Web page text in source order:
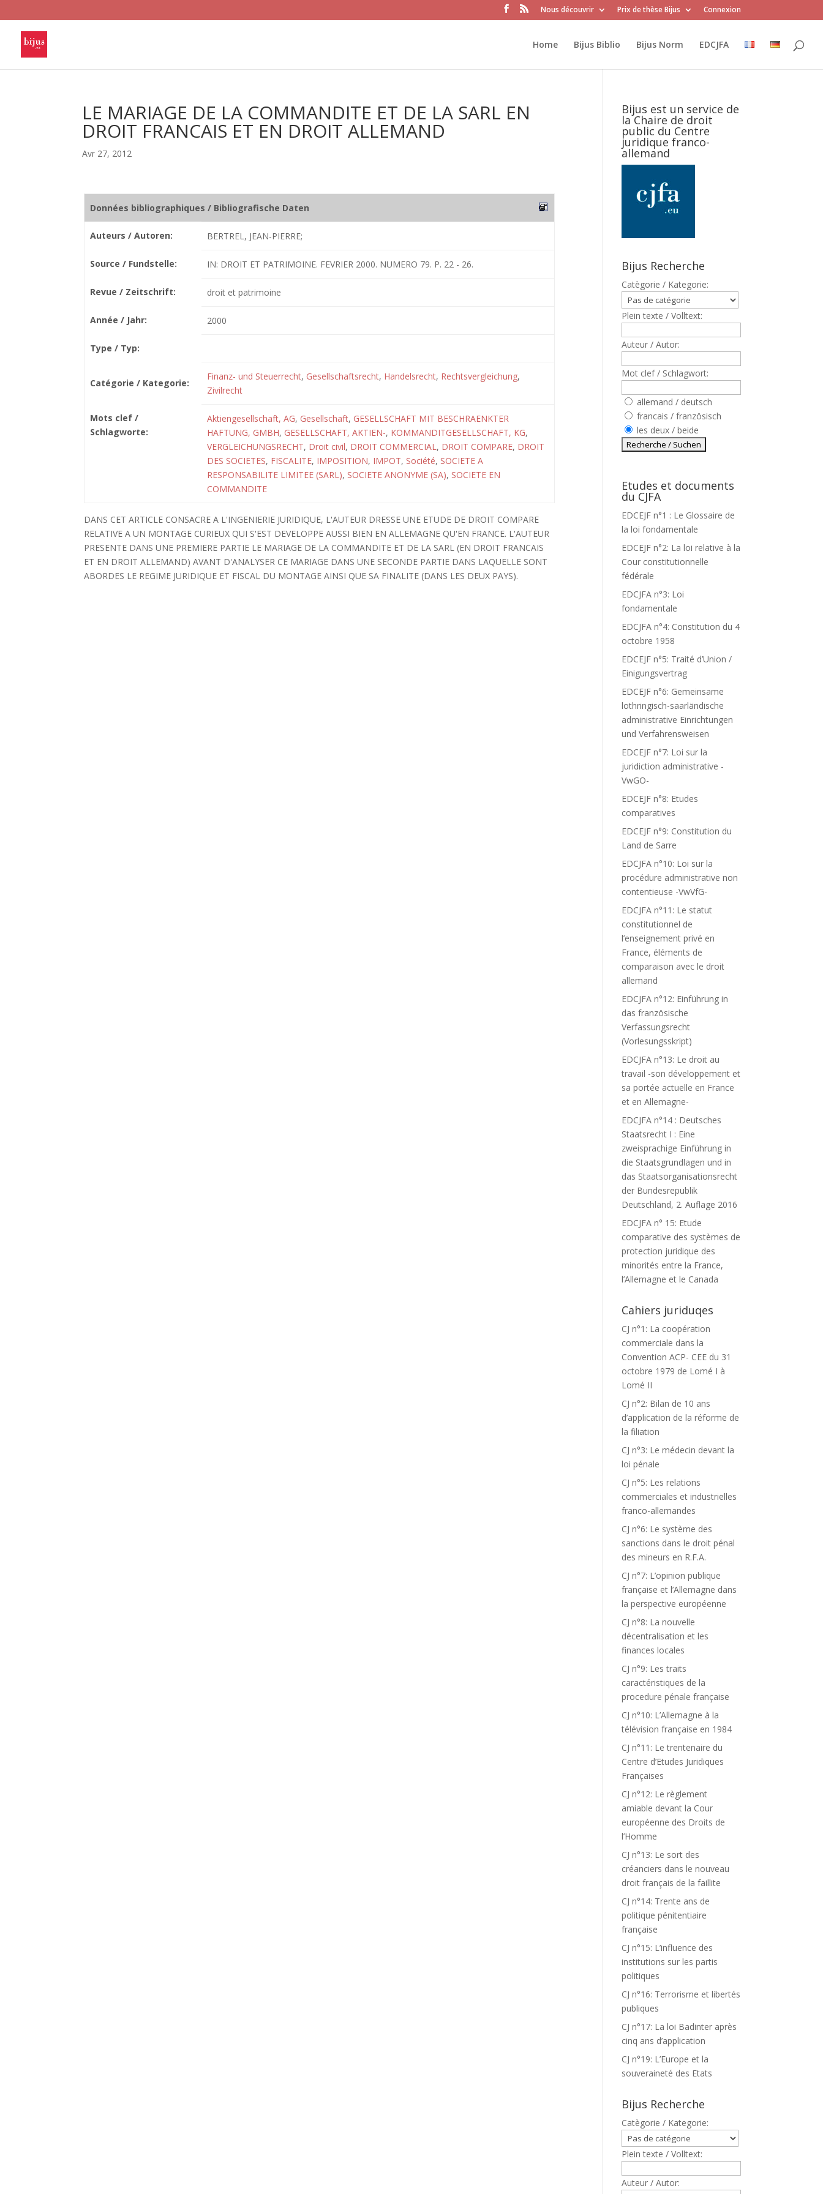
Nous découvrir Prix de thèse Bijus Connexion
Home Bijus Biblio Bijus Norm EDCJFA
LE MARIAGE DE LA COMMANDITE ET DE LA SARL EN
DROIT FRANCAIS ET EN DROIT ALLEMAND
Avr 27, 2012
Données bibliographiques / Bibliografische Daten
Auteurs / Autoren: BERTREL, JEAN-PIERRE;
Source / Fundstelle: IN: DROIT ET PATRIMOINE. FEVRIER 2000. NUMERO 79. P. 22 - 26.
Revue / Zeitschrift: droit et patrimoine
Année / Jahr: 2000
Type / Typ:
Catégorie / Kategorie:
Finanz- und Steuerrecht, Gesellschaftsrecht, Handelsrecht, Rechtsvergleichung,
Zivilrecht
Mots clef /
Schlagworte:
Aktiengesellschaft, AG, Gesellschaft, GESELLSCHAFT MIT BESCHRAENKTER
HAFTUNG, GMBH, GESELLSCHAFT, AKTIEN-, KOMMANDITGESELLSCHAFT, KG,
VERGLEICHUNGSRECHT, Droit civil, DROIT COMMERCIAL, DROIT COMPARE, DROIT
DES SOCIETES, FISCALITE, IMPOSITION, IMPOT, Société, SOCIETE A
RESPONSABILITE LIMITEE (SARL), SOCIETE ANONYME (SA), SOCIETE EN
COMMANDITE
DANS CET ARTICLE CONSACRE A L'INGENIERIE JURIDIQUE, L'AUTEUR DRESSE UNE ETUDE DE DROIT COMPARE
RELATIVE A UN MONTAGE CURIEUX QUI S'EST DEVELOPPE AUSSI BIEN EN ALLEMAGNE QU'EN FRANCE. L'AUTEUR
PRESENTE DANS UNE PREMIERE PARTIE LE MARIAGE DE LA COMMANDITE ET DE LA SARL (EN DROIT FRANCAIS
ET EN DROIT ALLEMAND) AVANT D'ANALYSER CE MARIAGE DANS UNE SECONDE PARTIE DANS LAQUELLE SONT
ABORDES LE REGIME JURIDIQUE ET FISCAL DU MONTAGE AINSI QUE SA FINALITE (DANS LES DEUX PAYS).
Bijus est un service de
la Chaire de droit
public du Centre
juridique franco-
allemand
Bijus Recherche
Catègorie / Kategorie:
Plein texte / Volltext:
Auteur / Autor:
Mot clef / Schlagwort:
allemand / deutsch
francais / französisch
les deux / beide
Etudes et documents
du CJFA
EDCEJF n°1 : Le Glossaire de
la loi fondamentale
EDCEJF n°2: La loi relative à la
Cour constitutionnelle
fédérale
EDCJFA n°3: Loi
fondamentale
EDCJFA n°4: Constitution du 4
octobre 1958
EDCEJF n°5: Traité d’Union /
Einigungsvertrag
EDCEJF n°6: Gemeinsame
lothringisch-saarländische
administrative Einrichtungen
und Verfahrensweisen
EDCEJF n°7: Loi sur la
juridiction administrative -
VwGO-
EDCEJF n°8: Etudes
comparatives
EDCEJF n°9: Constitution du
Land de Sarre
EDCJFA n°10: Loi sur la
procédure administrative non
contentieuse -VwVfG-
EDCJFA n°11: Le statut
constitutionnel de
l’enseignement privé en
France, éléments de
comparaison avec le droit
allemand
EDCJFA n°12: Einführung in
das französische
Verfassungsrecht
(Vorlesungsskript)
EDCJFA n°13: Le droit au
travail -son développement et
sa portée actuelle en France
et en Allemagne-
EDCJFA n°14 : Deutsches
Staatsrecht I : Eine
zweisprachige Einführung in
die Staatsgrundlagen und in
das Staatsorganisationsrecht
der Bundesrepublik
Deutschland, 2. Auflage 2016
EDCJFA n° 15: Etude
comparative des systèmes de
protection juridique des
minorités entre la France,
l’Allemagne et le Canada
Cahiers juriduqes
CJ n°1: La coopération
commerciale dans la
Convention ACP- CEE du 31
octobre 1979 de Lomé I à
Lomé II
CJ n°2: Bilan de 10 ans
d’application de la réforme de
la filiation
CJ n°3: Le médecin devant la
loi pénale
CJ n°5: Les relations
commerciales et industrielles
franco-allemandes
CJ n°6: Le système des
sanctions dans le droit pénal
des mineurs en R.F.A.
CJ n°7: L’opinion publique
française et l’Allemagne dans
la perspective européenne
CJ n°8: La nouvelle
décentralisation et les
finances locales
CJ n°9: Les traits
caractéristiques de la
procedure pénale française
CJ n°10: L’Allemagne à la
télévision française en 1984
CJ n°11: Le trentenaire du
Centre d’Etudes Juridiques
Françaises
CJ n°12: Le règlement
amiable devant la Cour
européenne des Droits de
l’Homme
CJ n°13: Le sort des
créanciers dans le nouveau
droit français de la faillite
CJ n°14: Trente ans de
politique pénitentiaire
française
CJ n°15: L’influence des
institutions sur les partis
politiques
CJ n°16: Terrorisme et libertés
publiques
CJ n°17: La loi Badinter après
cinq ans d’application
CJ n°19: L’Europe et la
souveraineté des Etats
Bijus Recherche
Catègorie / Kategorie:
Plein texte / Volltext:
Auteur / Autor: